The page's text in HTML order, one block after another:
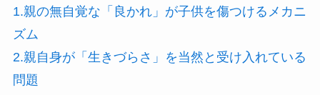
1.親の無自覚な「良かれ」が子供を傷つけるメカニ
ズム
2.親自身が「生きづらさ」を当然と受け入れている
問題